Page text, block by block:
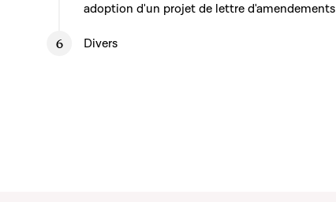
adoption d'un projet de lettre d'amendements
Divers